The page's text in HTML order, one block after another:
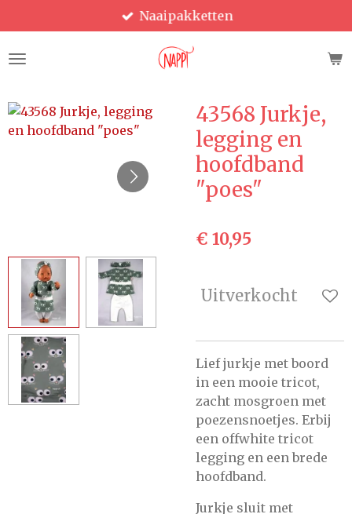
direct
naar
Naaipakketten
43568 Jurkje,
legging en
hoofdband
"poes"
€ 10,95
Uitverkocht
Lief jurkje met boord
in een mooie tricot,
zacht mosgroen met
poezensnoetjes. Erbij
een offwhite tricot
legging en een brede
hoofdband.
Jurkje sluit met